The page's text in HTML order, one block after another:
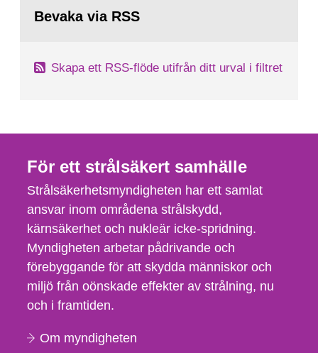
tillståndsansökningar enligt kärntekniklagen.
sida:Bevaka via RSS
Skapa ett RSS-flöde utifrån ditt urval i filtret
För ett strålsäkert samhälle
Strålsäkerhetsmyndigheten har ett samlat
ansvar inom områdena strålskydd,
kärnsäkerhet och nukleär icke-spridning.
Myndigheten arbetar pådrivande och
förebyggande för att skydda människor och
miljö från oönskade effekter av strålning, nu
och i framtiden.
Om myndigheten